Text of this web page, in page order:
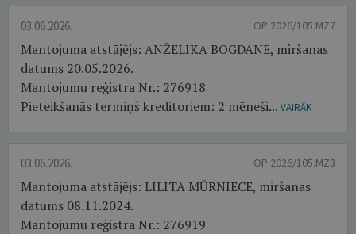
03.06.2026. OP 2026/105.MZ7
Mantojuma atstājējs: ANŽELIKA BOGDANE, miršanas
datums 20.05.2026.
Mantojumu reģistra Nr.: 276918
Pieteikšanās termiņš kreditoriem: 2 mēneši... VAIRĀK
03.06.2026. OP 2026/105.MZ8
Mantojuma atstājējs: LILITA MŪRNIECE, miršanas
datums 08.11.2024.
Mantojumu reģistra Nr.: 276919